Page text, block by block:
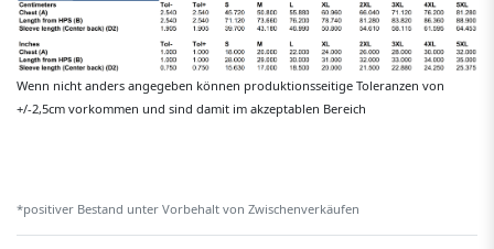
Wenn nicht anders angegeben können produktionsseitige Toleranzen von
+/-2,5cm vorkommen und sind damit im akzeptablen Bereich
*positiver Bestand unter Vorbehalt von Zwischenverkäufen